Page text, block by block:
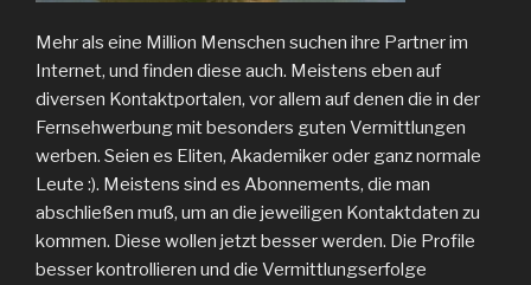
Mehr als eine Million Menschen suchen ihre Partner im
Internet, und finden diese auch. Meistens eben auf
diversen Kontaktportalen, vor allem auf denen die in der
Fernsehwerbung mit besonders guten Vermittlungen
werben. Seien es Eliten, Akademiker oder ganz normale
Leute :). Meistens sind es Abonnements, die man
abschließen muß, um an die jeweiligen Kontaktdaten zu
kommen. Diese wollen jetzt besser werden. Die Profile
besser kontrollieren und die Vermittlungserfolge